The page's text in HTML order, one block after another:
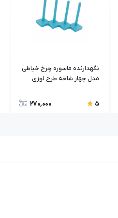
نگهدارنده ماسوره چرخ خیاطی
مدل چهار شاخه طرح لوزی
5
270,000